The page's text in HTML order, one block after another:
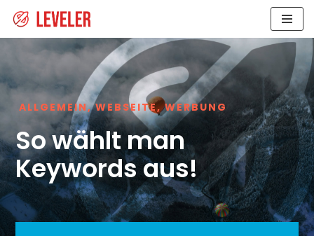
Zum
Inhalt
ALLGEMEIN,WEBSEITE,WERBUNG
So wählt man
Keywords aus!